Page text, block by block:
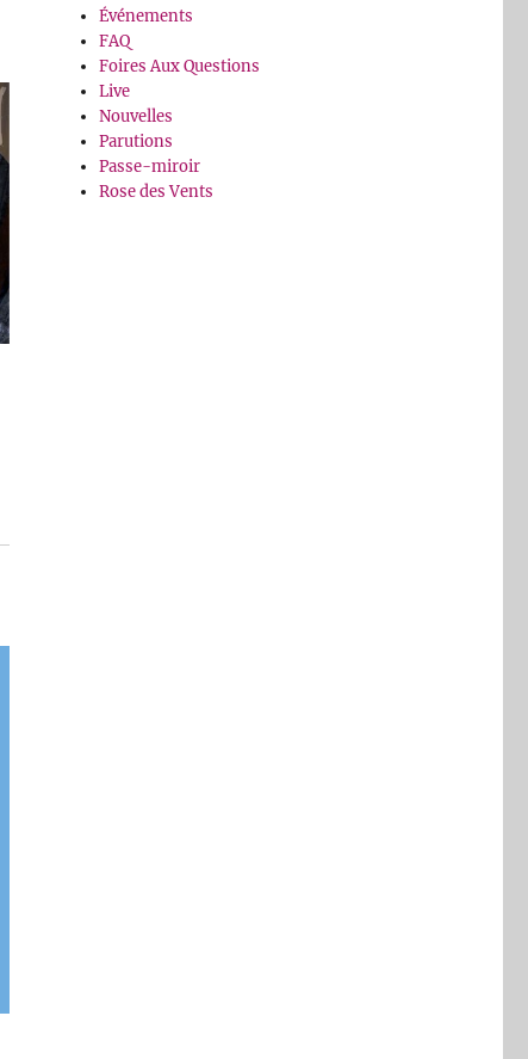
Événements
FAQ
Foires Aux Questions
Live
Nouvelles
Parutions
Passe-miroir
Rose des Vents